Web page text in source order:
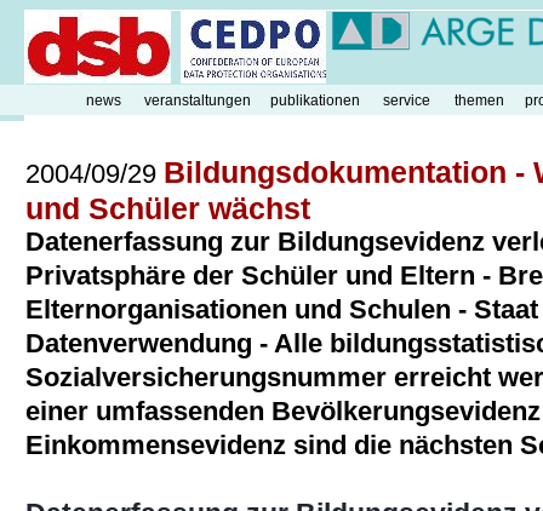
2004/09/29 Bildungsdokumentation -
und Schüler wächst
Datenerfassung zur Bildungsevidenz
Privatsphäre der Schüler und Eltern -
Elternorganisationen und Schulen -
Datenverwendung - Alle
Sozialversicherungsnummer erreicht
einer umfassenden
Einkommensevidenz sind die nächsten
news veranstaltungen publikationen service themen